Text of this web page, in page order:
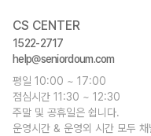
CS CENTER
1522-2717
help@seniordoum.com
평일 10:00 ~ 17:00
점심시간 11:30 ~ 12:30
주말 및 공휴일은 쉽니다.
운영시간 & 운영외 시간 모두